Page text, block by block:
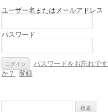
ユーザー名またはメールアドレス
パスワード
パスワードをお忘れです
か？ 登録